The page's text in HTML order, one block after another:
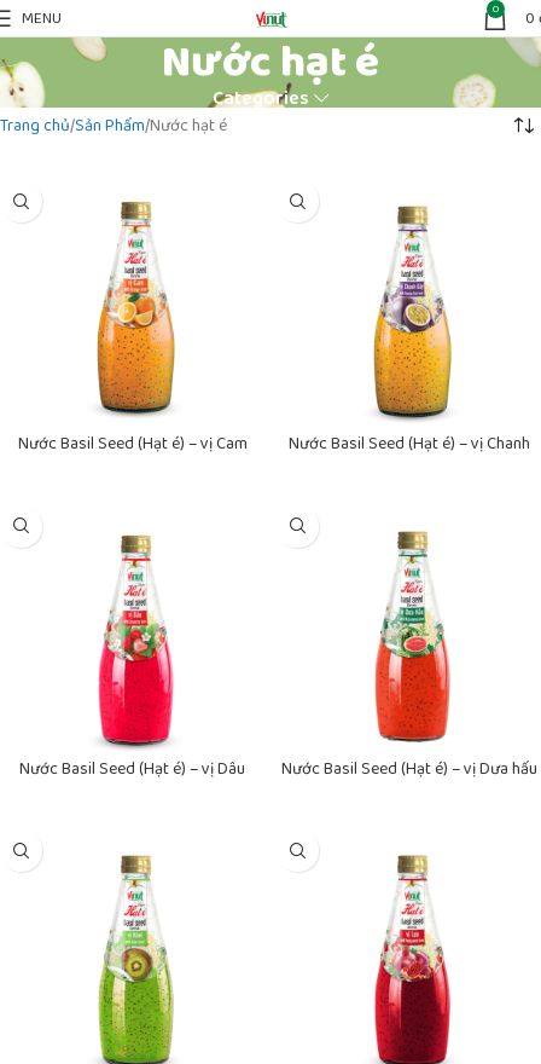
MENU 0 0
Nước hạt é
Categories
Trang chủ Sản Phẩm Nước hạt é
Nước Basil Seed (Hạt é) – vị Cam
Nước Basil Seed (Hạt é) – vị Chanh
Nước Basil Seed (Hạt é) – vị Dâu
Nước Basil Seed (Hạt é) – vị Dưa hấu